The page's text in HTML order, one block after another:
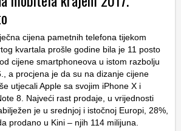
cijena pametnih telefona tijekom
kvartala prošle godine bila je 11 posto
cijene smartphoneova u istom razbolju
a procjena je da su na dizanje cijene
utjecali Apple sa svojim iPhone X i
8. Najveći rast prodaje, u vrijednosti
je u srednjoj i istočnoj Europi, 28%,
prodano u Kini – njih 114 milijuna.